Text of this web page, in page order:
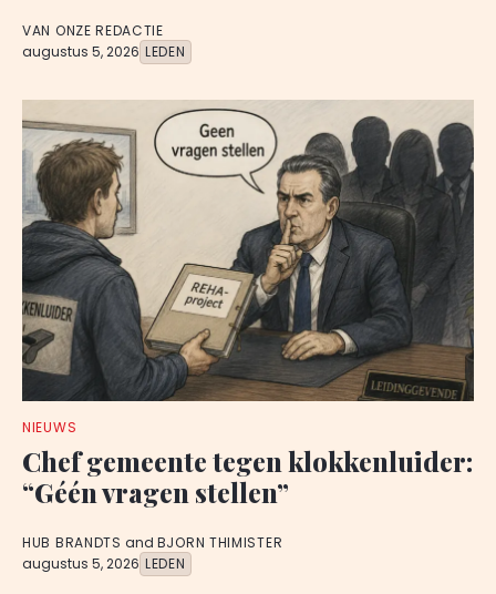
VAN ONZE REDACTIE
augustus 5, 2026 LEDEN
NIEUWS
Chef gemeente tegen klokkenluider:
“Géén vragen stellen”
HUB BRANDTS and BJORN THIMISTER
augustus 5, 2026 LEDEN